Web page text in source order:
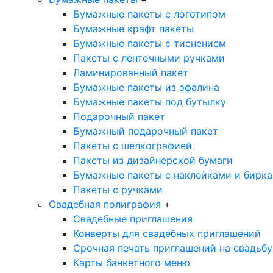
Бумажные пакеты с логотипом
Бумажные крафт пакеты
Бумажные пакеты с тиснением
Пакеты с ленточными ручками
Ламинированный пакет
Бумажные пакеты из эфалина
Бумажные пакеты под бутылку
Подарочный пакет
Бумажный подарочный пакет
Пакеты с шелкографией
Пакеты из дизайнерской бумаги
Бумажные пакеты с наклейками и
Пакеты с ручками
Свадебная полиграфия +
Свадебные приглашения
Конверты для свадебных приглашений
Срочная печать приглашений на свадьбу
Карты банкетного меню